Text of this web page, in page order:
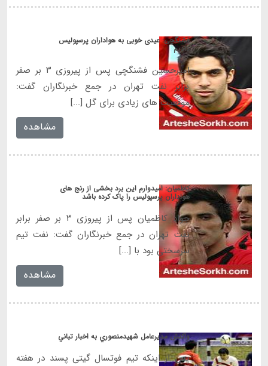
‎فشنگچی: عیدی خوبی به هواداران پرسپولیس
دادیم
امیرحسین فشنگچی پس از پیروزی ۳ بر صفر
برابر نفت تهران در جمع خبرنگاران گفت:
موقعیت های زیادی برای گل [...]
مشاهده
‎کاظمیان: امیدوارم این برد بخشی از رنج های
هواداران پرسپولیس را پاک کرده باشد
جواد کاظمیان پس از پیروزی ۳ بر صفر برابر
نفت تهران در جمع خبرنگاران گفت: نفت تیم
سرسختی بود با [...]
مشاهده
‎واکنش مديرعامل شهيدمنصوري به اخبار تباني
پس از اینکه تیم فوتسال گیتی پسند در هفته